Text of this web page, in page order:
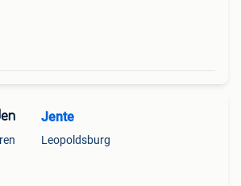
Jente
Leopoldsburg